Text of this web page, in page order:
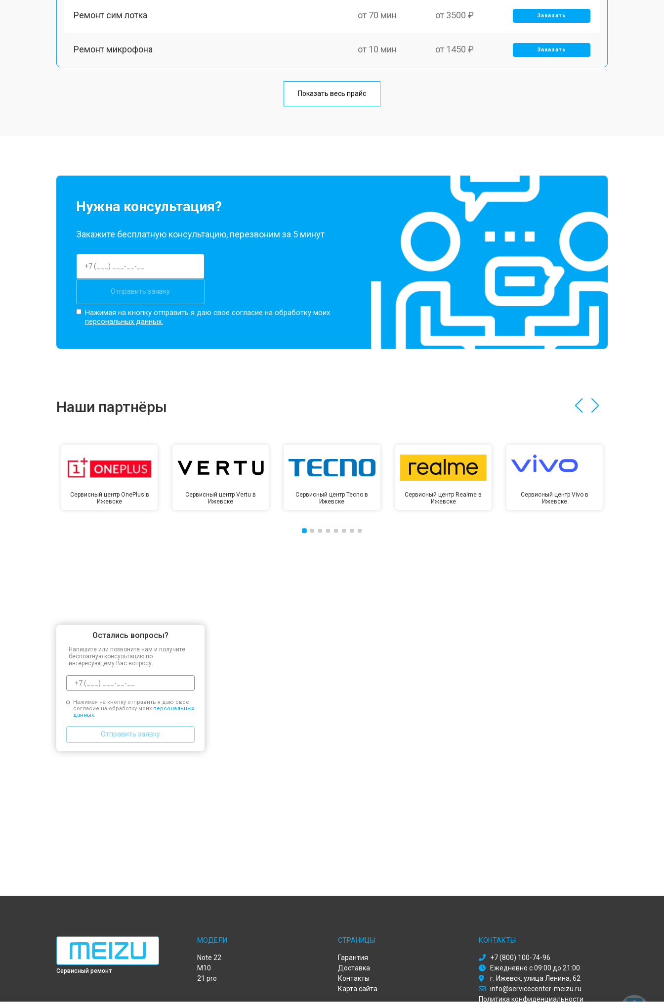
Ремонт сим лотка от 70 мин от 3500 ₽ Заказать
Ремонт микрофона от 10 мин от 1450 ₽ Заказать
от 40 мин
от 3300 ₽
от 1400 ₽ Заказать
Замена дисплея (экрана) от 2700 ₽ Заказать
Замена аккумулятора от 950 ₽ Заказать
Замена кнопки включения от 1750 ₽
Показать весь прайс
Нужна консультация?
Закажите бесплатную консультацию, перезвоним за 5 минут
Отправить заявку
Нажимая на кнопку отправить я даю свое согласие на обработку моих
персональных данных.
Наши партнёры
Сервисный центр OnePlus в
Ижевске
Сервисный центр Vertu в
Ижевске
Сервисный центр Tecno в
Ижевске
Сервисный центр Realme в
Ижевске
Сервисный центр Vivo в
Ижевске
Остались вопросы?
Напишите или позвоните нам и получите
бесплатную консультацию по
интересующему Вас вопросу.
Нажимая на кнопку отправить я даю свое
согласие на обработку моих персональных
данных.
Отправить заявку
Сервисный ремонт
МОДЕЛИ
Note 22
M10
21 pro
СТРАНИЦЫ
Гарантия
Доставка
Контакты
Карта сайта
КОНТАКТЫ
+7 (800) 100-74-96
Ежедневно с 09:00 до 21:00
г. Ижевск, улица Ленина, 62
info@servicecenter-meizu.ru
Политика конфиденциальности